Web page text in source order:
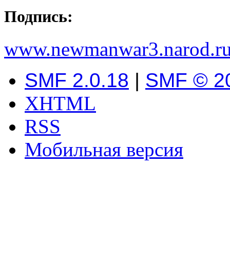
Подпись:
SMF 2.0.18 | SMF ©
XHTML
RSS
Мобильная версия